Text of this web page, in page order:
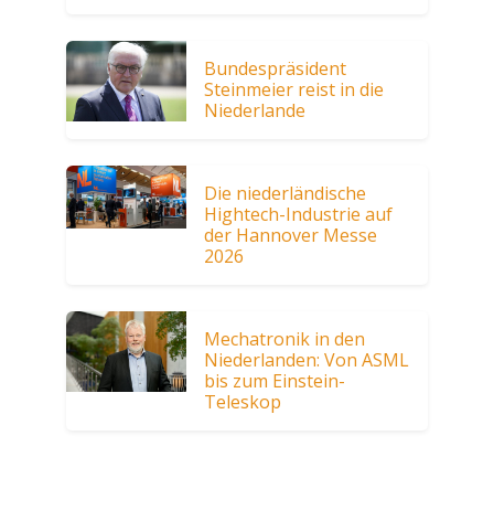
Bundespräsident
Steinmeier reist in die
Niederlande
Die niederländische
Hightech-Industrie auf
der Hannover Messe
2026
Mechatronik in den
Niederlanden: Von ASML
bis zum Einstein-
Teleskop